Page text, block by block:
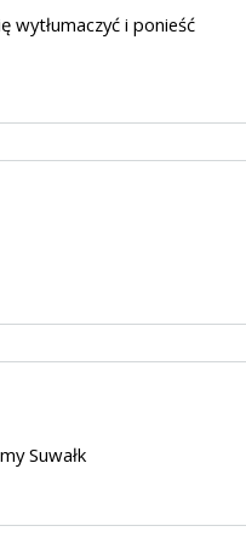
wytłumaczyć i ponieść
Suwałk